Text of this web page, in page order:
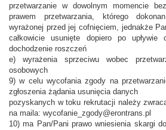
przetwarzanie w dowolnym momencie
prawem przetwarzania, którego
wyrażonej przed jej cofnięciem, jednakże
całkowicie usunięte dopiero po upływie
dochodzenie roszczeń
e) wyrażenia sprzeciwu wobec
osobowych
9) w celu wycofania zgody na
zgłoszenia żądania usunięcia danych
pozyskanych w toku rekrutacji należy
na maila: wycofanie_zgody@erontrans.pl
10) ma Pan/Pani prawo wniesienia skargi